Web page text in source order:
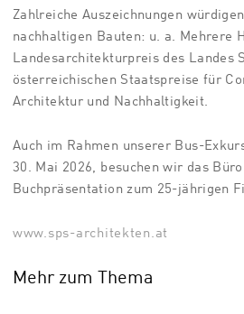
Zahlreiche Auszeichnungen
nachhaltigen Bauten: u. a. Mehrere
Landesarchitekturpreis des Landes
österreichischen Staatspreise für
Architektur und Nachhaltigkeit.
Auch im Rahmen unserer Bus-
30. Mai 2026, besuchen wir das
Buchpräsentation zum 25-jährigen
www.sps-architekten.at
Mehr zum Thema